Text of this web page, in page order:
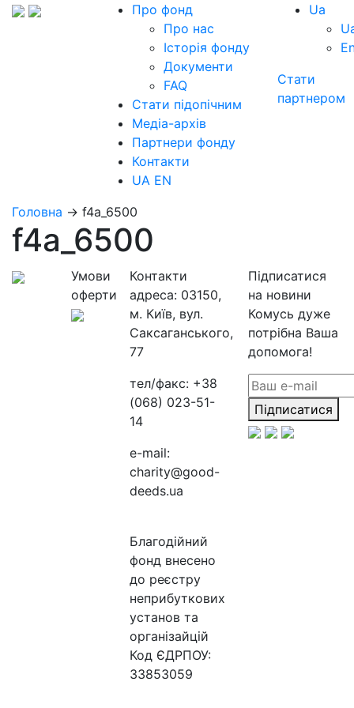
Про фонд
Про нас
Історія фонду
Документи
FAQ
Стати підопічним
Медіа-архів
Партнери фонду
Контакти
UA EN
Ua
Стати
партнером
Головна → f4a_6500
f4a_6500
Умови
оферти
Контакти
адреса: 03150,
м. Київ, вул.
Саксаганського,
77
тел/факс: +38
(068) 023-51-
14
e-mail:
charity@good-
deeds.ua
Благодійний
фонд внесено
до реєстру
неприбуткових
установ та
організайцій
Код ЄДРПОУ:
33853059
Підписатися
на новини
Комусь дуже
потрібна Ваша
допомога!
Підписатися